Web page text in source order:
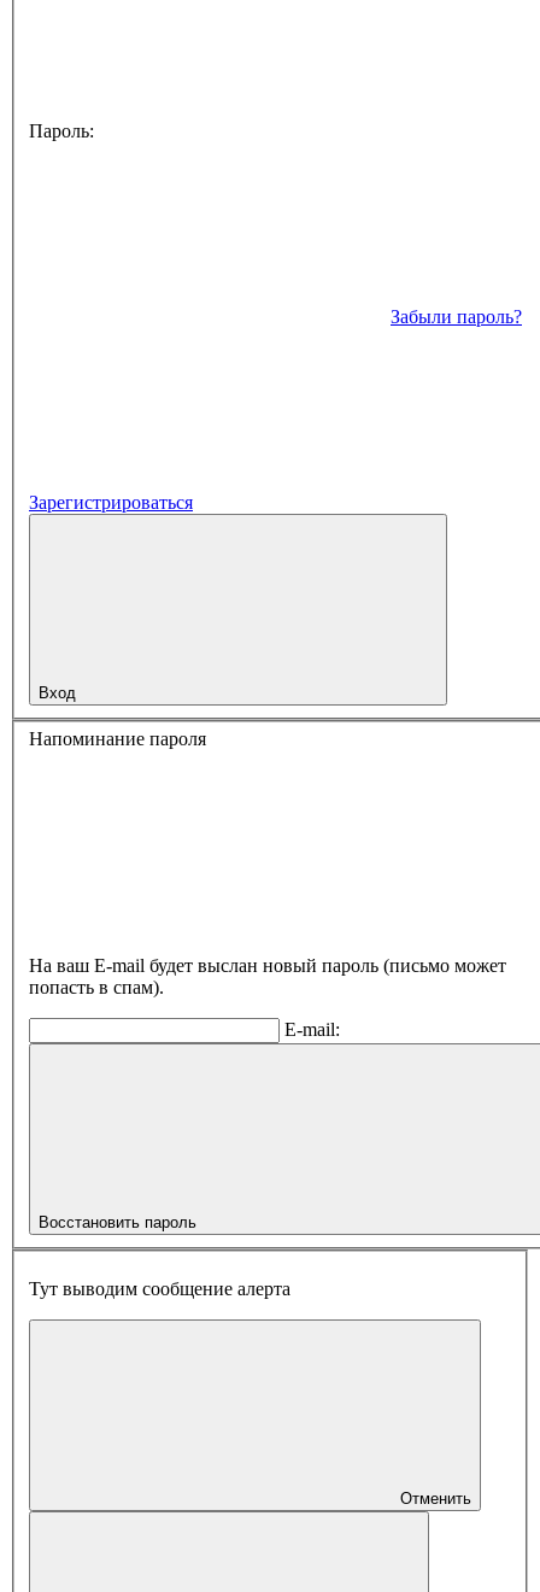
Пароль:
Забыли пароль?
Зарегистрироваться
Вход
Напоминание пароля
На ваш E-mail будет выслан новый пароль (письмо может
попасть в спам).
E-mail:
Восстановить пароль
Тут выводим сообщение алерта
Отменить